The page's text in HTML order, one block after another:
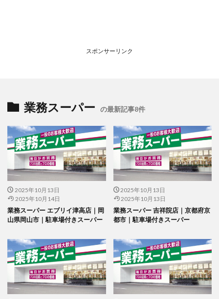
スポンサーリンク
業務スーパー の最新記事8件
2025年10月13日
2025年10月14日
業務スーパー エブリイ津高店｜岡
山県岡山市｜駐車場付きスーパー
2025年10月13日
2025年10月13日
業務スーパー 吉祥院店｜京都府京
都市｜駐車場付きスーパー